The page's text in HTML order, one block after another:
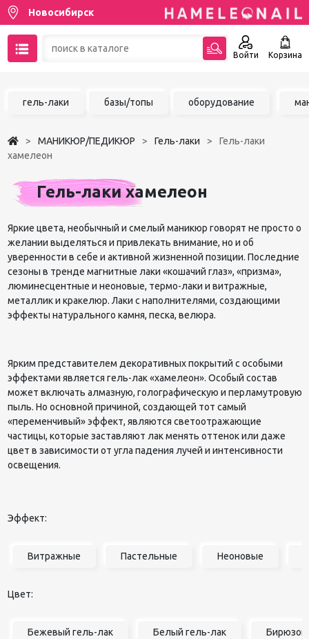
Новосибирск
Войти Корзина
Чат в MAX
Акции
гель-лаки базы/топы оборудование
МАНИКЮР/ПЕДИКЮР Гель-лаки
Гель-лаки
хамелеон
Гель-лаки хамелеон
Яркие цвета, необычный и смелый маникюр говорят не просто о
желании выделяться и привлекать внимание, но и об
уверенности в себе и активной жизненной позиции. Последние
сезоны в тренде магнитные лаки «кошачий глаз», «призма»,
люминесцентные и неоновые, термо-лаки и витражные,
металлик и кракелюр. Лаки с наполнителями, создающими
эффекты натурального камня, песка, велюра.
Ярким представителем декоративных покрытий с особыми
эффектами является гель-лак «хамелеон». Особый состав
может включать алмазную, голографическую и перламутровую
пыль. Но основной причиной, создающей тот самый
«переменчивый» эффект, являются светоотражающие
частицы, которые заставляют лак менять оттенок или даже
цвет в зависимости от угла падения лучей и интенсивности
освещения.
Эффект:
Витражные Пастельные Неоновые
Цвет:
Бежевый гель-лак Белый гель-лак